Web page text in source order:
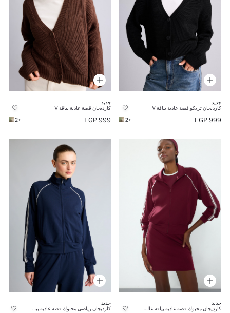
جديد
كارديجان تريكو قصة عادية بياقة V
999 EGP
+2
جديد
كارديجان قصة عادية بياقة V
999 EGP
+2
جديد
جديد